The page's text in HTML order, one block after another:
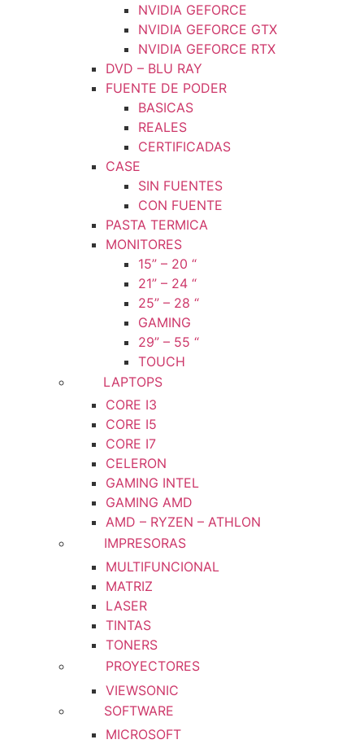
NVIDIA GEFORCE
NVIDIA GEFORCE GTX
NVIDIA GEFORCE RTX
DVD – BLU RAY
FUENTE DE PODER
BASICAS
REALES
CERTIFICADAS
CASE
SIN FUENTES
CON FUENTE
PASTA TERMICA
MONITORES
15” – 20 “
21” – 24 “
25” – 28 “
GAMING
29” – 55 “
TOUCH
LAPTOPS
CORE I3
CORE I5
CORE I7
CELERON
GAMING INTEL
GAMING AMD
AMD – RYZEN – ATHLON
IMPRESORAS
MULTIFUNCIONAL
MATRIZ
LASER
TINTAS
TONERS
PROYECTORES
VIEWSONIC
SOFTWARE
MICROSOFT